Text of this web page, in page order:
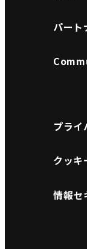
パート
プライ
クッキ
情報セ